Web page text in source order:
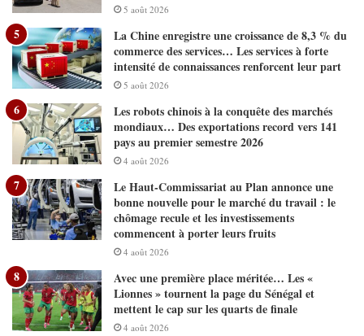
5 août 2026
La Chine enregistre une croissance de 8,3 % du
commerce des services… Les services à forte
intensité de connaissances renforcent leur part
5 août 2026
Les robots chinois à la conquête des marchés
mondiaux… Des exportations record vers 141
pays au premier semestre 2026
4 août 2026
Le Haut-Commissariat au Plan annonce une
bonne nouvelle pour le marché du travail : le
chômage recule et les investissements
commencent à porter leurs fruits
4 août 2026
Avec une première place méritée… Les «
Lionnes » tournent la page du Sénégal et
mettent le cap sur les quarts de finale
4 août 2026